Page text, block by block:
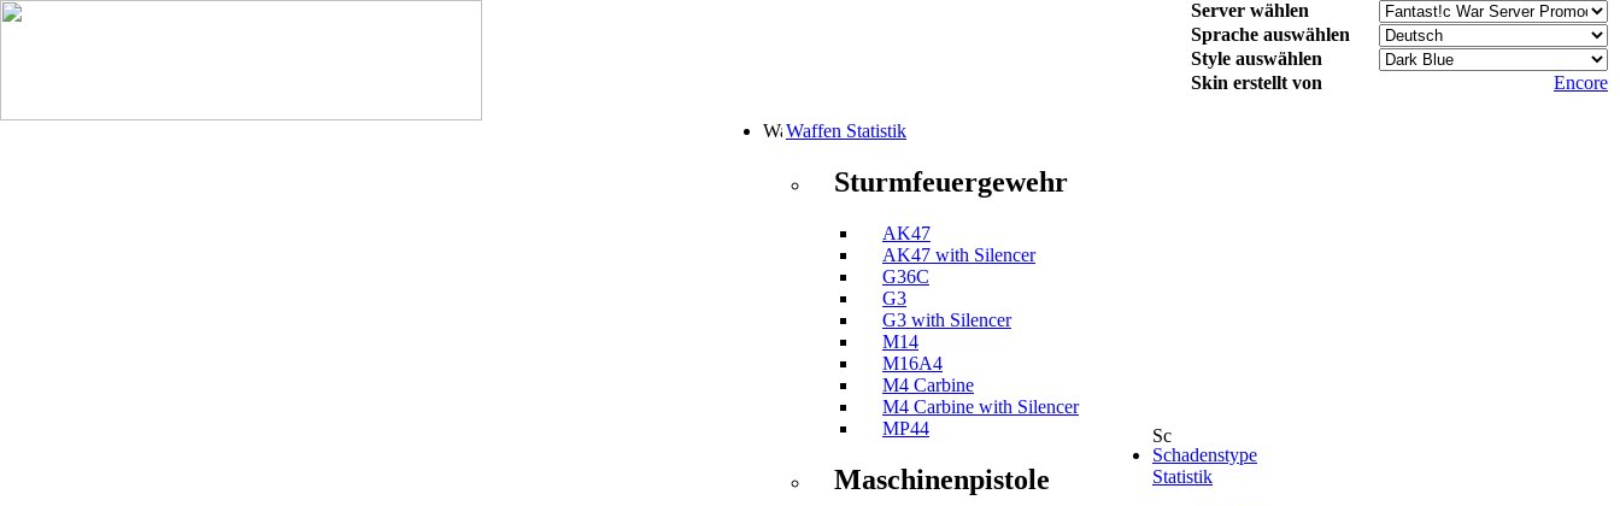
Server wählen
Sprache auswählen
Style auswählen
Skin erstellt von
Encore
Waffen Statistik
Sturmfeuergewehr
AK47
AK47 with Silencer
G36C
G3
G3 with Silencer
M14
M16A4
M4 Carbine
M4 Carbine with Silencer
MP44
Maschinenpistole
Schadenstype
Statistik